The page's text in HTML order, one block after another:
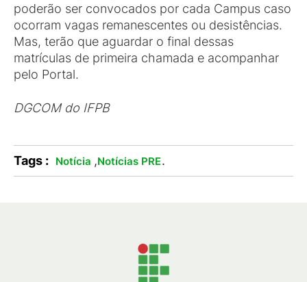
poderão ser convocados por cada Campus caso
ocorram vagas remanescentes ou desistências.
Mas, terão que aguardar o final dessas
matrículas de primeira chamada e acompanhar
pelo Portal.
DGCOM do IFPB
Tags : Notícia ,Notícias PRE.